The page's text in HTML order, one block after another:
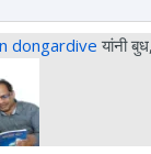
dongardive यांनी